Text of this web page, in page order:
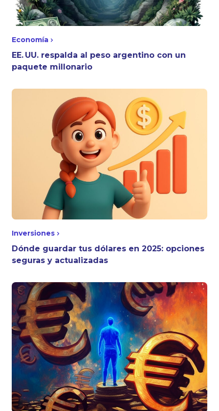
Economía
EE. UU. respalda al peso argentino con un
paquete millonario
Inversiones
Dónde guardar tus dólares en 2025: opciones
seguras y actualizadas